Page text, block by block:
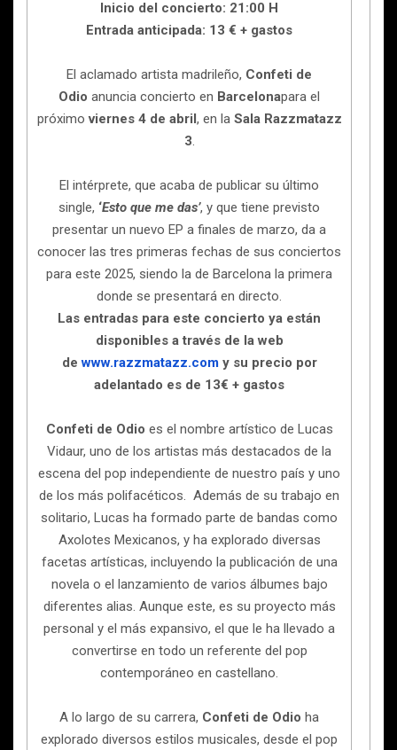
Inicio del concierto: 21:00 H
Entrada anticipada: 13 € + gastos
El aclamado artista madrileño, Confeti de
Odio anuncia concierto en Barcelonapara el
próximoviernes 4 de abril, en la Sala Razzmatazz
3.
El intérprete, que acaba de publicar su último
single, ‘Esto que me das’, y que tiene previsto
presentar un nuevo EP a finales de marzo, da a
conocer las tres primeras fechas de sus conciertos
para este 2025, siendo la de Barcelona la primera
donde se presentará en directo.
Las entradas para este concierto ya están
disponibles a través de la web
dewww.razzmatazz.comy su precio por
adelantado es de 13€ + gastos
Confeti de Odio es el nombre artístico de Lucas
Vidaur, uno de los artistas más destacados de la
escena del pop independiente de nuestro país y uno
de los más polifacéticos. Además de su trabajo en
solitario, Lucas ha formado parte de bandas como
Axolotes Mexicanos, y ha explorado diversas
facetas artísticas, incluyendo la publicación de una
novela o el lanzamiento de varios álbumes bajo
diferentes alias. Aunque este, es su proyecto más
personal y el más expansivo, el que le ha llevado a
convertirse en todo un referente del pop
contemporáneo en castellano.
A lo largo de su carrera, Confeti de Odio ha
explorado diversos estilos musicales, desde el pop